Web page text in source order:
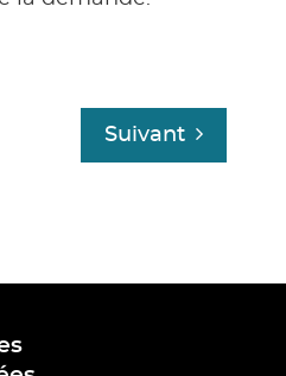
Suivant